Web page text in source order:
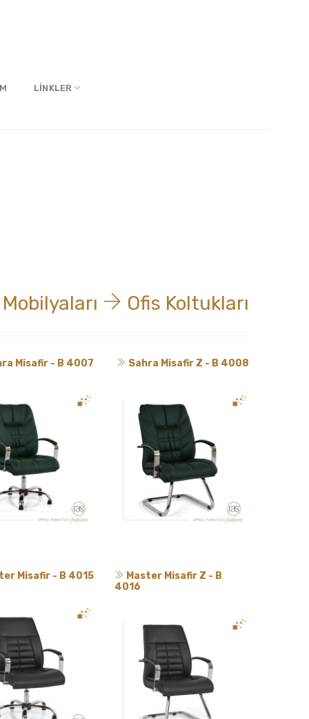
LINKLER
Ofis Koltukları
Misafir - B 4007 Sahra Misafir Z - B 4008
Misafir - B 4015
Master Misafir Z - B
4016